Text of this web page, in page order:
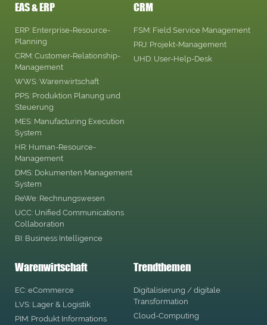
EAS & ERP
ERP: Enterprise-Resource-
Planning
CRM: Customer-Relationship-
Management
WWS: Warenwirtschaft
PPS: Produktion Planung und
Steuerung
MES: Manufacturing Execution
System
HR: Human-Resource-
Management
DMS: Dokumenten Management
System
ReWe: Rechnungswesen
UCC: Unified Communications
Collaboration
BI: Business Intelligence
CRM
FSM: Field Service Management
PRJ: Projekt-Management
UHD: User-Help-Desk
Warenwirtschaft
EC: eCommerce
LVS: Lager & Logistik
PIM: Produkt Informations
Trendthemen
Digitalisierung / digitale
Transformation
Cloud-Computing